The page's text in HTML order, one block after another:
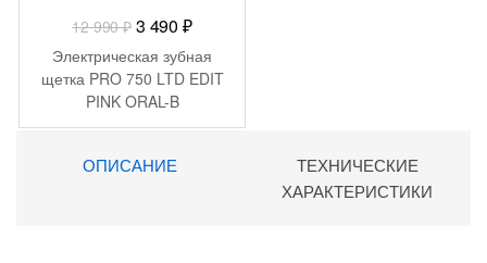
12 990₽ Первоначальная
цена
составляла
12
990 ₽.
3 490 ₽Текущая
цена:
3
Электрическая зубная
щетка PRO 750 LTD EDIT
PINK ORAL-B
ОПИСАНИЕ
ТЕХНИЧЕСКИЕ
ХАРАКТЕРИСТИКИ